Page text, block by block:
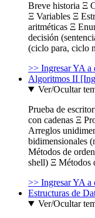
Breve historia Ξ
Ξ Variables Ξ
aritméticas Ξ
decisión
(ciclo para, ciclo
>> Ingresar YA a
Algoritmos II
Ver/Ocultar
Prueba de
con cadenas Ξ
Arreglos
bidimensionales
Métodos de
shell) Ξ Métodos
>> Ingresar YA a
Estructuras de
Ver/Ocultar